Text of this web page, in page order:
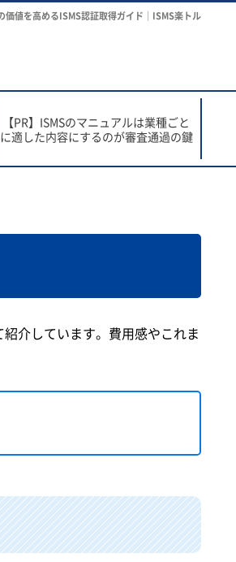
価値を高めるISMS認証取得ガイド｜ISMS楽トル
【PR】ISMSのマニュアルは業種ごと
に適した内容にするのが審査通過の鍵
介しています。費用感やこれま